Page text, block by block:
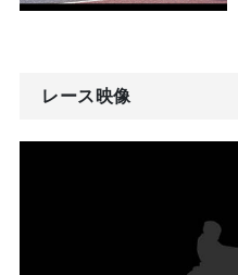
レース映像